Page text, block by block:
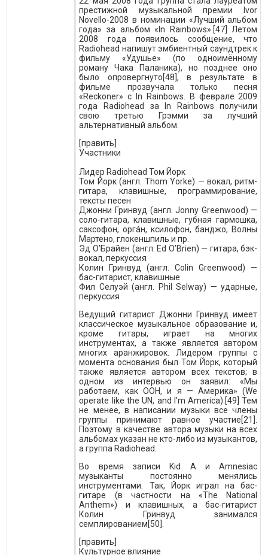
престижной музыкальной премии Ivor
Novello-2008 в номинации «Лучший альбом
года» за альбом «In Rainbows».[47] Летом
2008 года появилось сообщение, что
Radiohead напишут эмбиентный саундтрек к
фильму «Удушье» (по одноимённому
роману Чака Паланика), но позднее оно
было опровергнуто[48], в результате в
фильме прозвучала только песня
«Reckoner» с In Rainbows. В феврале 2009
года Radiohead за In Rainbows получили
свою третью Грэмми за лучший
альтернативный альбом.
[править]
Участники
Лидер Radiohead Том Йорк
Том Йорк (англ. Thom Yorke) — вокал, ритм-
гитара, клавишные, программирование,
тексты песен
Джонни Гринвуд (англ. Jonny Greenwood) —
соло-гитара, клавишные, губная гармошка,
саксофон, оргáн, ксилофон, банджо, Волны
Мартено, глокеншпиль и пр.
Эд О’Брайен (англ. Ed O’Brien) — гитара, бэк-
вокал, перкуссия
Колин Гринвуд (англ. Colin Greenwood) —
бас-гитарист, клавишные
Фил Селуэй (англ. Phil Selway) — ударные,
перкуссия
Ведущий гитарист Джонни Гринвуд имеет
классическое музыкальное образование и,
кроме гитары, играет на многих
инструментах, а также является автором
многих аранжировок. Лидером группы с
момента основания был Том Йорк, который
также является автором всех текстов; в
одном из интервью он заявил: «Мы
работаем, как ООН, и я — Америка» (We
operate like the UN, and I'm America).[49] Тем
не менее, в написании музыки все члены
группы принимают равное участие[21].
Поэтому в качестве автора музыки на всех
альбомах указан не кто-либо из музыкантов,
а группа Radiohead.
Во время записи Kid A и Amnesiac
музыканты постоянно менялись
инструментами. Так, Йорк играл на бас-
гитаре (в частности на «The National
Anthem») и клавишных, а бас-гитарист
Колин Гринвуд занимался
семплированием[50].
[править]
Культурное влияние